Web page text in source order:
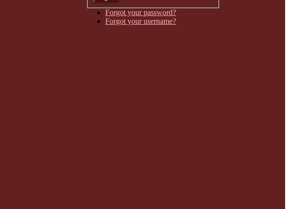
Forgot your password?
Forgot your username?